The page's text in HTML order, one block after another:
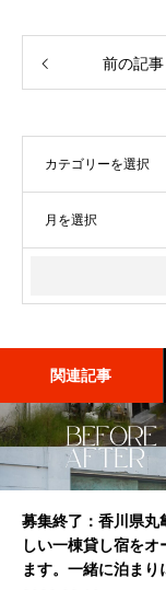
前の記事
関連記事
募集終了：香川県丸
しい一棟貸し宿をオ
ます。一緒に泊まり
深作浩一郎(ふかさ
ちろう)とは誰？自
てみた